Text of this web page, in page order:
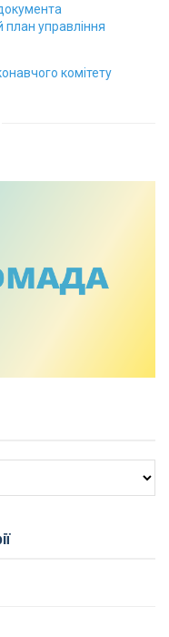
управління
комітету